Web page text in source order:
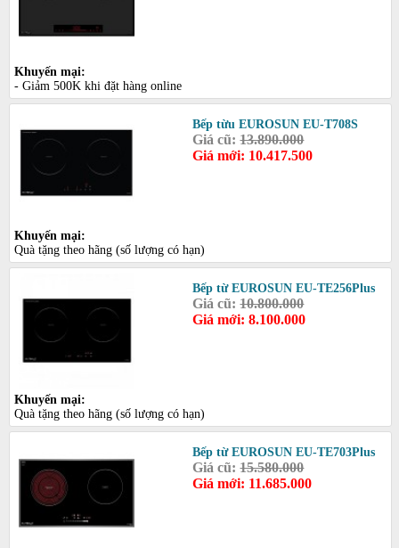
Khuyến mại:
- Giảm 500K khi đặt hàng online
Bếp từu EUROSUN EU-T708S
Giá cũ:13.890.000
Giá mới: 10.417.500
Khuyến mại:
Quà tặng theo hãng (số lượng có hạn)
Bếp từ EUROSUN EU-TE256Plus
Giá cũ:10.800.000
Giá mới: 8.100.000
Khuyến mại:
Quà tặng theo hãng (số lượng có hạn)
Bếp từ EUROSUN EU-TE703Plus
Giá cũ:15.580.000
Giá mới: 11.685.000